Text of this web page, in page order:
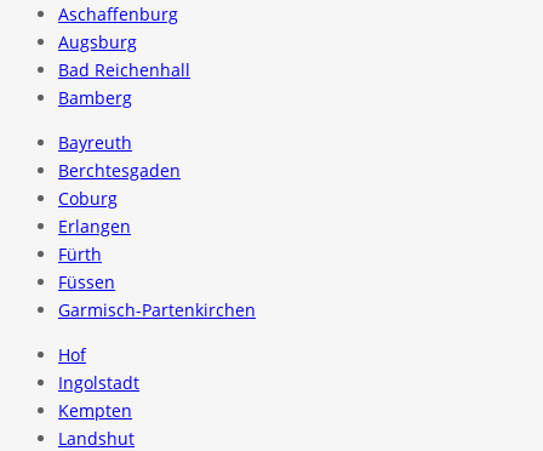
Aschaffenburg
Augsburg
Bad Reichenhall
Bamberg
Bayreuth
Berchtesgaden
Coburg
Erlangen
Fürth
Füssen
Garmisch-Partenkirchen
Hof
Ingolstadt
Kempten
Landshut